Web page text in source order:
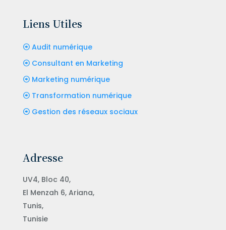
Liens Utiles
Audit numérique
Consultant en Marketing
Marketing numérique
Transformation numérique
Gestion des réseaux sociaux
Adresse
UV4, Bloc 40,
El Menzah 6, Ariana,
Tunis,
Tunisie